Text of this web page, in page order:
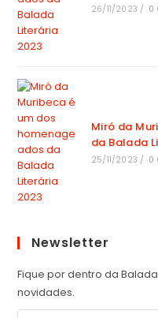
26/11/2023 / 0
Miró da
da Balada
25/11/2023 / 0
Newsletter
Fique por dentro da
novidades.